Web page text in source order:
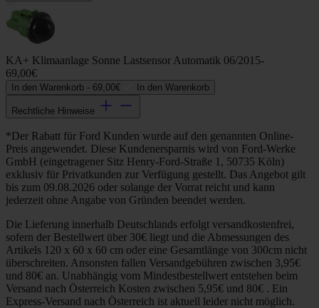
KA+ Klimaanlage Sonne Lastsensor Automatik 06/2015-
69,00€
In den Warenkorb - 69,00€ In den Warenkorb
Rechtliche Hinweise
*Der Rabatt für Ford Kunden wurde auf den genannten Online-
Preis angewendet. Diese Kundenersparnis wird von Ford-Werke
GmbH (eingetragener Sitz Henry-Ford-Straße 1, 50735 Köln)
exklusiv für Privatkunden zur Verfügung gestellt. Das Angebot gilt
bis zum 09.08.2026 oder solange der Vorrat reicht und kann
jederzeit ohne Angabe von Gründen beendet werden.
Die Lieferung innerhalb Deutschlands erfolgt versandkostenfrei,
sofern der Bestellwert über 30€ liegt und die Abmessungen des
Artikels 120 x 60 x 60 cm oder eine Gesamtlänge von 300cm nicht
überschreiten. Ansonsten fallen Versandgebühren zwischen 3,95€
und 80€ an. Unabhängig vom Mindestbestellwert entstehen beim
Versand nach Österreich Kosten zwischen 5,95€ und 80€ . Ein
Express-Versand nach Österreich ist aktuell leider nicht möglich.